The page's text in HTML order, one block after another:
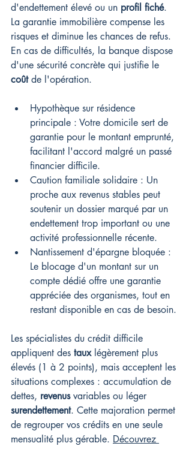
d'endettement élevé ou un profil fiché.
La garantie immobilière compense les
risques et diminue les chances de refus.
En cas de difficultés, la banque dispose
d'une sécurité concrète qui justifie le
coût de l'opération.
Hypothèque sur résidence
principale : Votre domicile sert de
garantie pour le montant emprunté,
facilitant l'accord malgré un passé
financier difficile.
Caution familiale solidaire : Un
proche aux revenus stables peut
soutenir un dossier marqué par un
endettement trop important ou une
activité professionnelle récente.
Nantissement d'épargne bloquée :
Le blocage d'un montant sur un
compte dédié offre une garantie
appréciée des organismes, tout en
restant disponible en cas de besoin.
Les spécialistes du crédit difficile
appliquent des taux légèrement plus
élevés (1 à 2 points), mais acceptent les
situations complexes : accumulation de
dettes, revenus variables ou léger
surendettement. Cette majoration permet
de regrouper vos crédits en une seule
mensualité plus gérable. Découvrez